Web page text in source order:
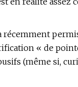
« de
(même si,